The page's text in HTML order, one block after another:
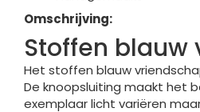
Omschrijving:
Stoffen
Het stoffen blauw
De knoopsluiting maakt het
exemplaar licht variëren